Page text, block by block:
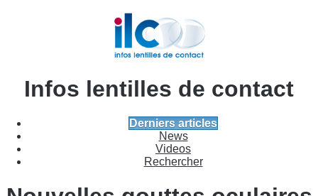
Infos lentilles de contact
Derniers articles
News
Videos
Rechercher